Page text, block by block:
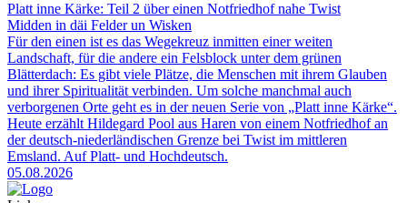
Platt inne Kärke: Teil 2 über einen Notfriedhof nahe Twist
Midden in däi Felder un Wisken
Für den einen ist es das Wegekreuz inmitten einer weiten
Landschaft, für die andere ein Felsblock unter dem grünen
Blätterdach: Es gibt viele Plätze, die Menschen mit ihrem Glauben
und ihrer Spiritualität verbinden. Um solche manchmal auch
verborgenen Orte geht es in der neuen Serie von „Platt inne Kärke“.
Heute erzählt Hildegard Pool aus Haren von einem Notfriedhof an
der deutsch-niederländischen Grenze bei Twist im mittleren
Emsland. Auf Platt- und Hochdeutsch.
05.08.2026